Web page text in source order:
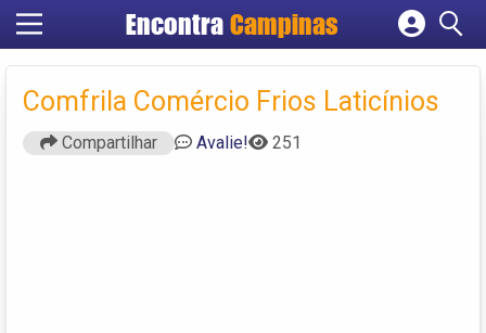
Encontra Campinas
Cadastrar empresa
Criar conta
Comfrila Comércio Frios Laticínios
Compartilhar Avalie! 251